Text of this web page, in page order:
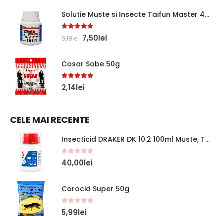
Solutie Muste si Insecte Taifun Master 40ml
out of 5
9,18lei 7,50lei
Cosar Sobe 50g
5.00out of 5
2,14lei
CELE MAI RECENTE
Insecticid DRAKER DK 10.2 100ml Muste, Tantari, Gandaci, Capuse, Furnici, Paianjeni
0out of 5
40,00lei
Corocid Super 50g
0out of 5
5,99lei